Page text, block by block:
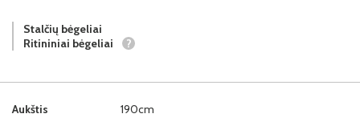
Aukštis 190cm
Stalčių bėgeliai
Ritininiai bėgeliai
?